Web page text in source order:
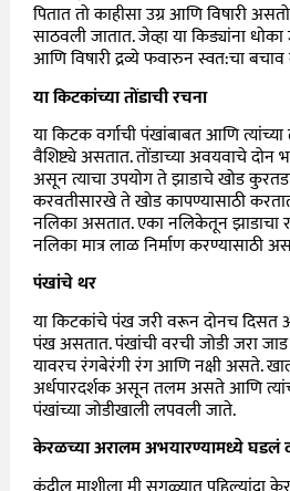
पितात तो काहीसा उग्र आणि विषारी असतो.
साठवली जातात. जेव्हा या किड्यांना धोका
आणि विषारी द्रव्ये फवारुन स्वत:चा
या किटकांच्या तोंडाची रचना
या किटक वर्गाची पंखांबाबत आणि
वैशिष्ट्ये असतात. तोंडाच्या अवयवाचे
असून त्याचा उपयोग ते झाडाचे खोड
करवतीसारखे ते खोड कापण्यासाठी
नलिका असतात. एका नलिकेतून झाडाचा
नलिका मात्र लाळ निर्माण करण्यासाठी
पंखांचे थर
या किटकांचे पंख जरी वरून दोनच दिसत
पंख असतात. पंखांची वरची जोडी जरा
यावरच रंगबेरंगी रंग आणि नक्षी असते.
अर्धपारदर्शक असून तलम असते आणि
पंखांच्या जोडीखाली लपवली जाते.
केरळच्या अरालम अभयारण्यामध्ये घडलं